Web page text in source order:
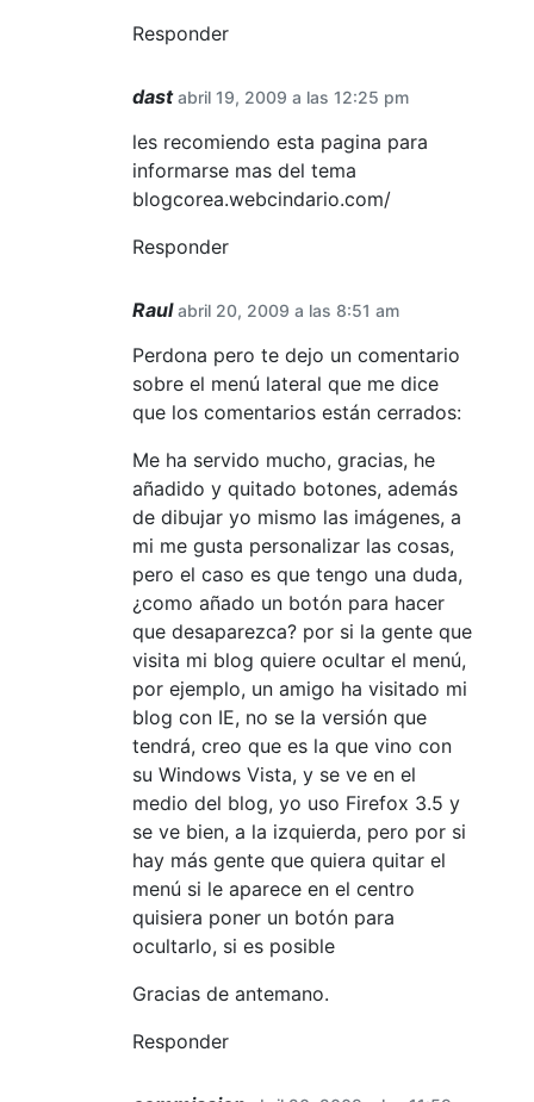
Responder
dast abril 19, 2009 a las 12:25 pm
les recomiendo esta pagina para
informarse mas del tema
blogcorea.webcindario.com/
Responder
Raul abril 20, 2009 a las 8:51 am
Perdona pero te dejo un comentario
sobre el menú lateral que me dice
que los comentarios están cerrados:
Me ha servido mucho, gracias, he
añadido y quitado botones, además
de dibujar yo mismo las imágenes, a
mi me gusta personalizar las cosas,
pero el caso es que tengo una duda,
¿como añado un botón para hacer
que desaparezca? por si la gente que
visita mi blog quiere ocultar el menú,
por ejemplo, un amigo ha visitado mi
blog con IE, no se la versión que
tendrá, creo que es la que vino con
su Windows Vista, y se ve en el
medio del blog, yo uso Firefox 3.5 y
se ve bien, a la izquierda, pero por si
hay más gente que quiera quitar el
menú si le aparece en el centro
quisiera poner un botón para
ocultarlo, si es posible
Gracias de antemano.
Responder